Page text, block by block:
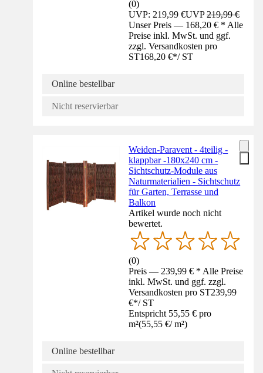
(0)
UVP: 219,99 €UVP219,99 €
Unser Preis — 168,20 € * Alle
Preise inkl. MwSt. und ggf.
zzgl. Versandkosten pro
ST168,20 €*/ ST
Online bestellbar
Nicht reservierbar
Weiden-Paravent - 4teilig -
klappbar -180x240 cm -
Sichtschutz-Module aus
Naturmaterialien - Sichtschutz
für Garten, Terrasse und
Balkon
Artikel wurde noch nicht
bewertet.
(0)
Preis — 239,99 € * Alle Preise
inkl. MwSt. und ggf. zzgl.
Versandkosten pro ST239,99
€*/ ST
Entspricht 55,55 € pro
m²(55,55 €/ m²)
Online bestellbar